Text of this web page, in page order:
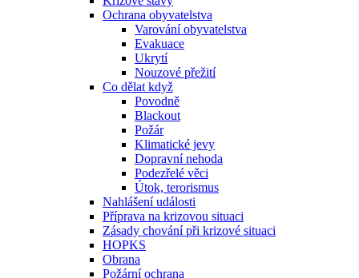
Ochrana obyvatelstva
Varování obyvatelstva
Evakuace
Ukrytí
Nouzové přežití
Co dělat když
Povodně
Blackout
Požár
Klimatické jevy
Dopravní nehoda
Podezřelé věci
Útok, terorismus
Nahlášení události
Příprava na krizovou situaci
Zásady chování při krizové situaci
HOPKS
Obrana
Požární ochrana